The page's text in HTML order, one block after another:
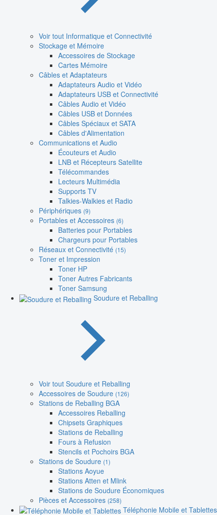
Voir tout Informatique et Connectivité
Stockage et Mémoire
Accessoires de Stockage
Cartes Mémoire
Câbles et Adaptateurs
Adaptateurs Audio et Vidéo
Adaptateurs USB et Connectivité
Câbles Audio et Vidéo
Câbles USB et Données
Câbles Spéciaux et SATA
Câbles d'Alimentation
Communications et Audio
Écouteurs et Audio
LNB et Récepteurs Satellite
Télécommandes
Lecteurs Multimédia
Supports TV
Talkies-Walkies et Radio
Périphériques (9)
Portables et Accessoires (6)
Batteries pour Portables
Chargeurs pour Portables
Réseaux et Connectivité (15)
Toner et Impression
Toner HP
Toner Autres Fabricants
Toner Samsung
Soudure et Reballing
Voir tout Soudure et Reballing
Accessoires de Soudure (126)
Stations de Reballing BGA
Accessoires Reballing
Chipsets Graphiques
Stations de Reballing
Fours à Refusion
Stencils et Pochoirs BGA
Stations de Soudure (1)
Stations Aoyue
Stations Atten et Mlink
Stations de Soudure Économiques
Pièces et Accessoires (258)
Téléphonie Mobile et Tablettes